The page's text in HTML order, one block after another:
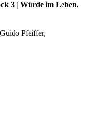
3 | Würde im Leben.
Pfeiffer,